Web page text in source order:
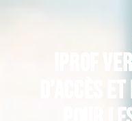
IProf
d’accès